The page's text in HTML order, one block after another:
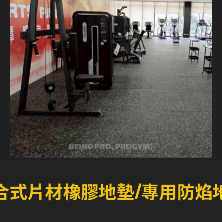
式片材橡膠地墊/專用防焰